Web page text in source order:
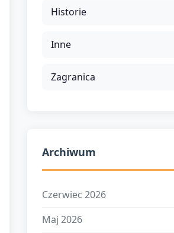
Historie
Inne
Zagranica
Archiwum
Czerwiec 2026
Maj 2026